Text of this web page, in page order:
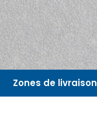
Zones de livraison